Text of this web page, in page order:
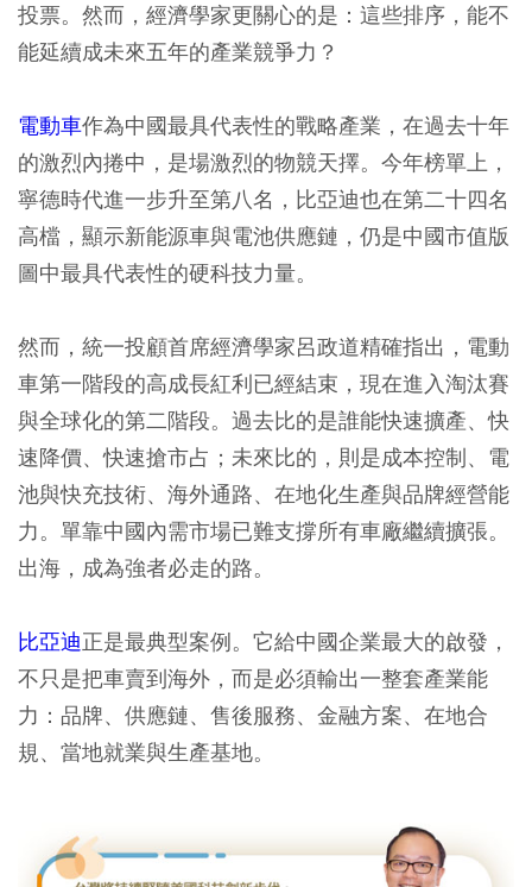
投票。然而，經濟學家更關心的是：這些排序，能不
能延續成未來五年的產業競爭力？
電動車作為中國最具代表性的戰略產業，在過去十年
的激烈內捲中，是場激烈的物競天擇。今年榜單上，
寧德時代進一步升至第八名，比亞迪也在第二十四名
高檔，顯示新能源車與電池供應鏈，仍是中國市值版
圖中最具代表性的硬科技力量。
然而，統一投顧首席經濟學家呂政道精確指出，電動
車第一階段的高成長紅利已經結束，現在進入淘汰賽
與全球化的第二階段。過去比的是誰能快速擴產、快
速降價、快速搶市占；未來比的，則是成本控制、電
池與快充技術、海外通路、在地化生產與品牌經營能
力。單靠中國內需市場已難支撐所有車廠繼續擴張。
出海，成為強者必走的路。
比亞迪正是最典型案例。它給中國企業最大的啟發，
不只是把車賣到海外，而是必須輸出一整套產業能
力：品牌、供應鏈、售後服務、金融方案、在地合
規、當地就業與生產基地。